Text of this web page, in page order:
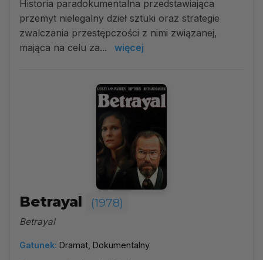
Historia paradokumentalna przedstawiająca
przemyt nielegalny dzieł sztuki oraz strategie
zwalczania przestępczości z nimi związanej,
mająca na celu za...
więcej
Betrayal (1978)
Betrayal
Gatunek: Dramat, Dokumentalny